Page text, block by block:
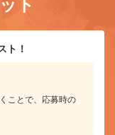
ト
ト！
ことで、応募時の